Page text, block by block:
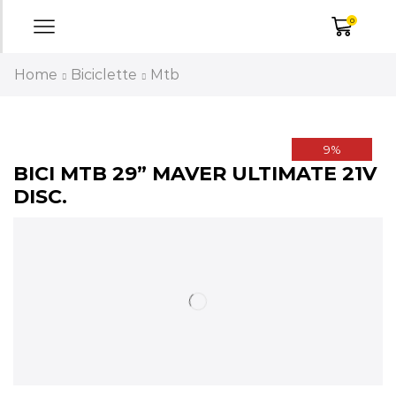
0
Home Biciclette Mtb
9%
BICI MTB 29” MAVER ULTIMATE 21V
DISC.